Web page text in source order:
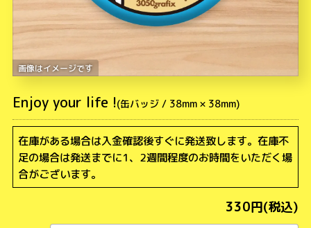
Enjoy your life !
在庫がある場合は入金確認後すぐに発送致します。在庫不
足の場合は発送までに1、2週間程度のお時間をいただく場
合がございます。
330円(税込)